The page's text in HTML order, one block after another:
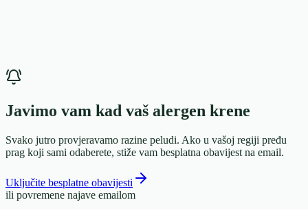
Javimo vam kad vaš alergen krene
Svako jutro provjeravamo razine peludi. Ako u vašoj regiji pređu
prag koji sami odaberete, stiže vam besplatna obavijest na email.
Uključite besplatne obavijesti
ili povremene najave emailom